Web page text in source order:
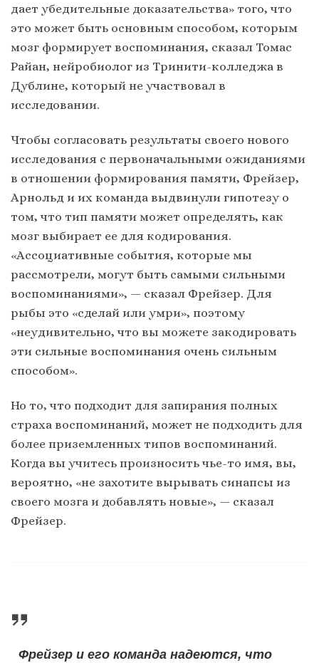
дает убедительные доказательства» того, что
это может быть основным способом, которым
мозг формирует воспоминания, сказал Томас
Райан, нейробиолог из Тринити-колледжа в
Дублине, который не участвовал в
исследовании.
Чтобы согласовать результаты своего нового
исследования с первоначальными ожиданиями
в отношении формирования памяти, Фрейзер,
Арнольд и их команда выдвинули гипотезу о
том, что тип памяти может определять, как
мозг выбирает ее для кодирования.
«Ассоциативные события, которые мы
рассмотрели, могут быть самыми сильными
воспоминаниями», — сказал Фрейзер. Для
рыбы это «сделай или умри», поэтому
«неудивительно, что вы можете закодировать
эти сильные воспоминания очень сильным
способом».
Но то, что подходит для запирания полных
страха воспоминаний, может не подходить для
более приземленных типов воспоминаний.
Когда вы учитесь произносить чье-то имя, вы,
вероятно, «не захотите вырывать синапсы из
своего мозга и добавлять новые», — сказал
Фрейзер.
Фрейзер и его команда надеются, что